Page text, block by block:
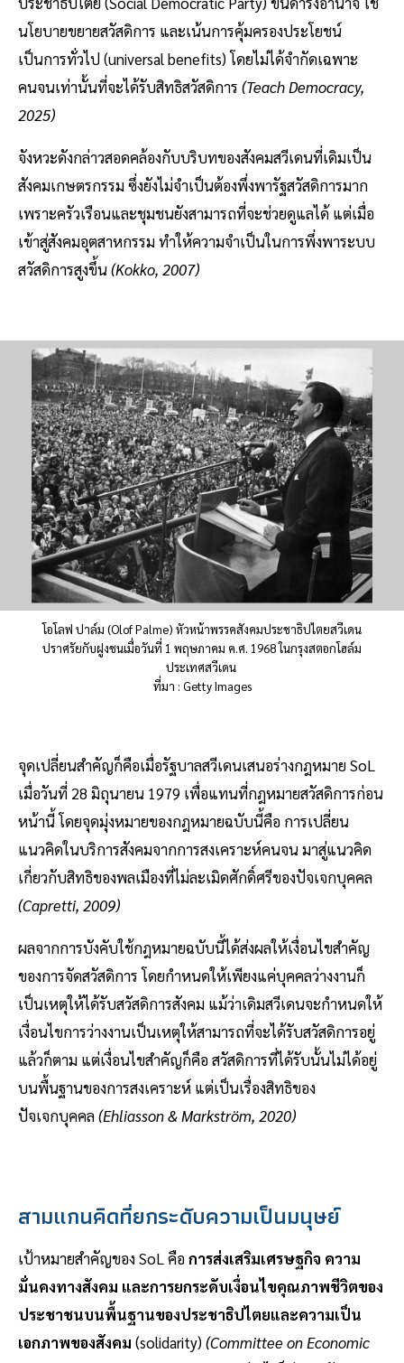
นโยบายขยายสวัสดิการ และเน้นการคุ้มครองประโยชน์
เป็นการทั่วไป (universal benefits) โดยไม่ได้จำกัดเฉพาะ
คนจนเท่านั้นที่จะได้รับสิทธิสวัสดิการ (Teach Democracy,
2025)
จังหวะดังกล่าวสอดคล้องกับบริบทของสังคมสวีเดนที่เดิมเป็น
สังคมเกษตรกรรม ซึ่งยังไม่จำเป็นต้องพึ่งพารัฐสวัสดิการมาก
เพราะครัวเรือนและชุมชนยังสามารถที่จะช่วยดูแลได้ แต่เมื่อ
เข้าสู่สังคมอุตสาหกรรม ทำให้ความจำเป็นในการพึ่งพาระบบ
สวัสดิการสูงขึ้น(Kokko, 2007)
โอโลฟ ปาล์ม (Olof Palme) หัวหน้าพรรคสังคมประชาธิปไตยสวีเดน
ปราศรัยกับฝูงชนเมื่อวันที่ 1 พฤษภาคม ค.ศ. 1968 ในกรุงสตอกโฮล์ม
ประเทศสวีเดน
ที่มา : Getty Images
จุดเปลี่ยนสำคัญก็คือเมื่อรัฐบาลสวีเดนเสนอร่างกฎหมาย SoL
เมื่อวันที่ 28 มิถุนายน 1979 เพื่อแทนที่กฎหมายสวัสดิการก่อน
หน้านี้ โดยจุดมุ่งหมายของกฎหมายฉบับนี้คือ การเปลี่ยน
แนวคิดในบริการสังคมจากการสงเคราะห์คนจน มาสู่แนวคิด
เกี่ยวกับสิทธิของพลเมืองที่ไม่ละเมิดศักดิ์ศรีของปัจเจกบุคคล
(Capretti, 2009)
ผลจากการบังคับใช้กฎหมายฉบับนี้ได้ส่งผลให้เงื่อนไขสำคัญ
ของการจัดสวัสดิการ โดยกำหนดให้เพียงแค่บุคคลว่างงานก็
เป็นเหตุให้ได้รับสวัสดิการสังคม แม้ว่าเดิมสวีเดนจะกำหนดให้
เงื่อนไขการว่างงานเป็นเหตุให้สามารถที่จะได้รับสวัสดิการอยู่
แล้วก็ตาม แต่เงื่อนไขสำคัญก็คือ สวัสดิการที่ได้รับนั้นไม่ได้อยู่
บนพื้นฐานของการสงเคราะห์ แต่เป็นเรื่องสิทธิของ
ปัจเจกบุคคล(Ehliasson & Markström, 2020)
สามแกนคิดที่ยกระดับความเป็นมนุษย์
เป้าหมายสำคัญของ SoL คือการส่งเสริมเศรษฐกิจ ความ
มั่นคงทางสังคม และการยกระดับเงื่อนไขคุณภาพชีวิตของ
ประชาชนบนพื้นฐานของประชาธิปไตยและความเป็น
เอกภาพของสังคม (solidarity) (Committee on Economic